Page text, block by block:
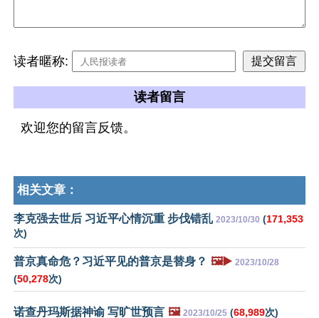
读者暱称:
读者留言
欢迎您的留言反馈。
相关文章：
李克强去世后 习近平心情沉重 步伐错乱 2023/10/30 (171,353
次)
普京真命危？习近平见的普京是替身？ 🖼️▶️ 2023/10/28
(50,278次)
诺查丹玛斯据神谕 写旷世预言 🖼️ 2023/10/25 (68,989次)